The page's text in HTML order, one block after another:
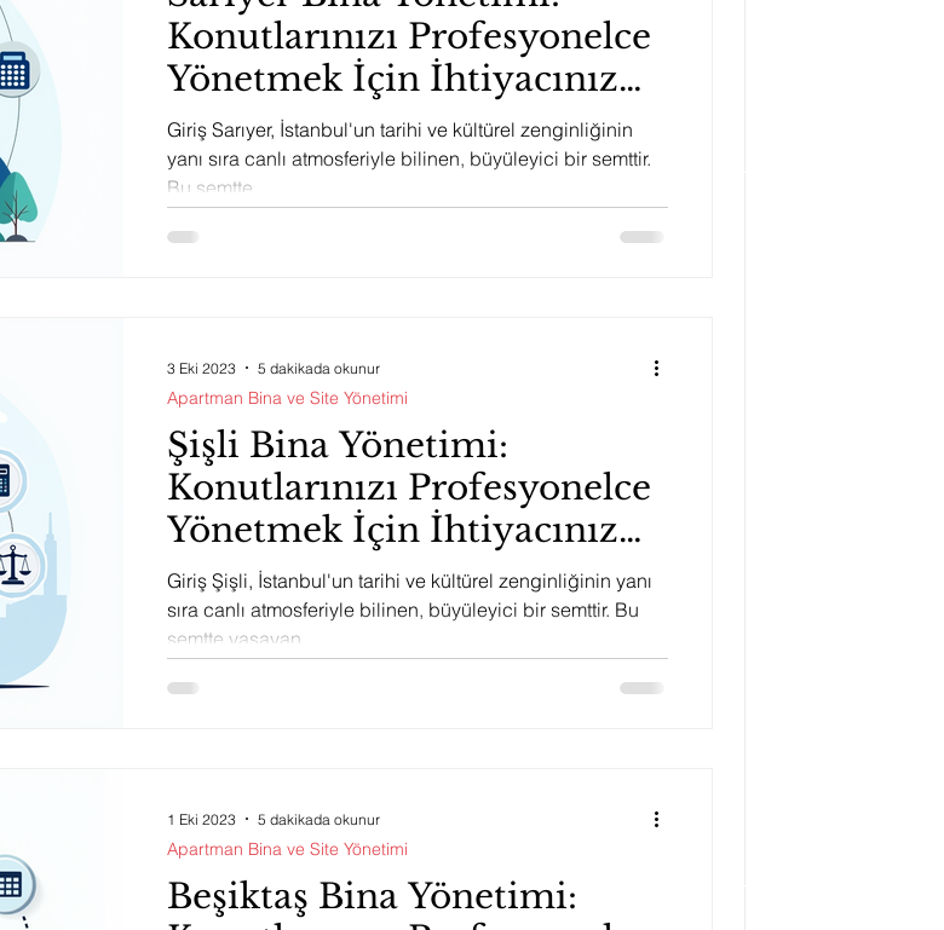
Konutlarınızı Profesyonelce
Yönetmek İçin İhtiyacınız
Olan Bilgiler
Giriş Sarıyer, İstanbul'un tarihi ve kültürel zenginliğinin
yanı sıra canlı atmosferiyle bilinen, büyüleyici bir semttir.
Bu semtte...
Şişli Bina Yönetimi:
Konutlarınızı Profesyonelce
Yönetmek İçin İhtiyacınız
Olan Bilgiler
Giriş Şişli, İstanbul'un tarihi ve kültürel zenginliğinin yanı
sıra canlı atmosferiyle bilinen, büyüleyici bir semttir. Bu
semtte yaşayan...
Apartman Bina ve Site Yönetimi
3 Eki 2023 5 dakikada okunur
Beşiktaş Bina Yönetimi:
Apartman Bina ve Site Yönetimi
1 Eki 2023 5 dakikada okunur